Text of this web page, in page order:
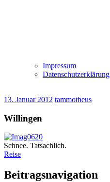
Impressum
Datenschutzerklärung
13. Januar 2012 tammotheus
Willingen
Schnee. Tatsachlich.
Reise
Beitragsnavigation